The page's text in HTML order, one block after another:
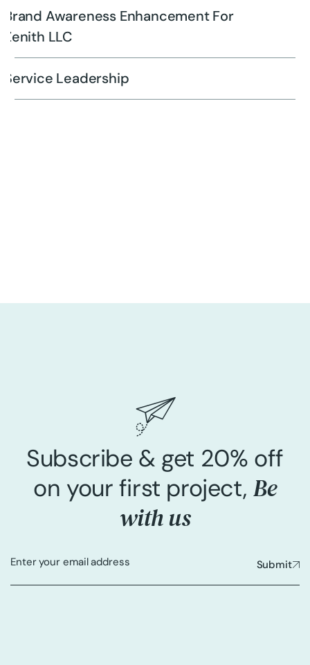
Brand Awareness Enhancement For
Zenith LLC
Service Leadership
Subscribe & get 20% off
on your first project, Be
with us
Submit